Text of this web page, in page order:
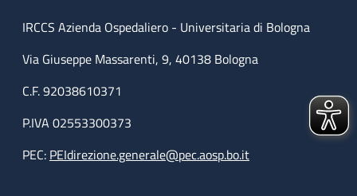
IRCCS Azienda Ospedaliero - Universitaria di Bologna
Via Giuseppe Massarenti, 9, 40138 Bologna
C.F. 92038610371
P.IVA 02553300373
PEC: PEIdirezione.generale@pec.aosp.bo.it